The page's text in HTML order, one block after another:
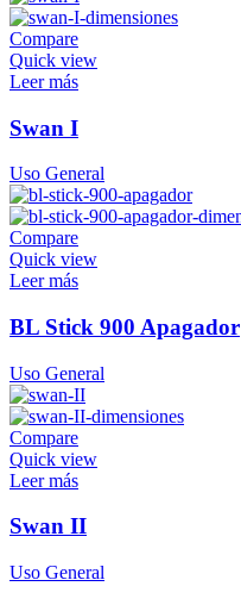
Compare
Quick view
Leer más
Swan I
Uso General
Compare
Quick view
Leer más
BL Stick 900 Apagador
Uso General
Compare
Quick view
Leer más
Swan II
Uso General